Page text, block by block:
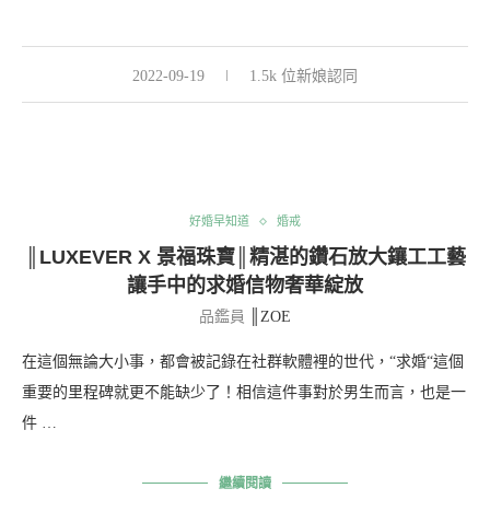
2022-09-19 1.5k 位新娘認同
好婚早知道 婚戒
║LUXEVER X 景福珠寶║精湛的鑽石放大鑲工工藝
讓手中的求婚信物奢華綻放
品鑑員 ║ZOE
在這個無論大小事，都會被記錄在社群軟體裡的世代，“求婚“這個
重要的里程碑就更不能缺少了！相信這件事對於男生而言，也是一
件 …
繼續閱讀